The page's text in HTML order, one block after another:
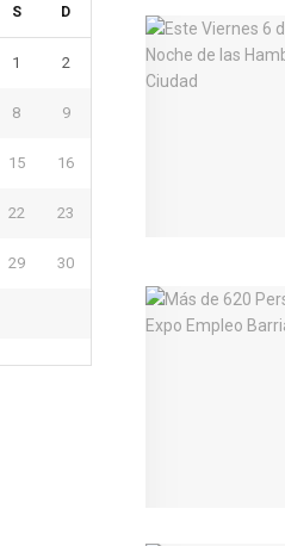
S D
1 2
8 9
15 16
22 23
29 30